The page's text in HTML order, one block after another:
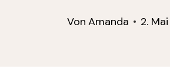
Von Amanda 2.